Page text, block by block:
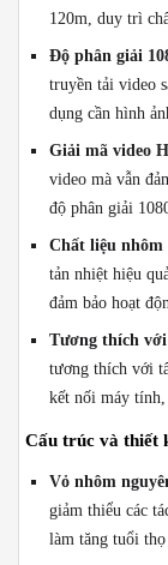
120m, duy trì
Độ phân giải
truyền tải video
dụng cần hình
Giải mã video
video mà vẫn
độ phân giải
Chất liệu nhôm
tản nhiệt hiệu
đảm bảo hoạt
Tương thích
tương thích với
kết nối máy tính,
Cấu trúc và thiết
Vỏ nhôm
giảm thiểu các
làm tăng tuổi thọ